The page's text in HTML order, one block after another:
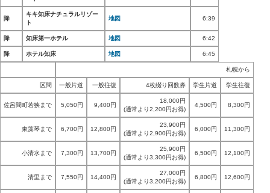
降
キキ知床ナチュラルリゾー
ト
地図 6:39
降 知床第一ホテル 地図 6:42
降 ホテル知床 地図 6:45
札幌から
区間 一般片道 一般往復 4枚綴り回数券 学生片道 学生往復
佐呂間町若狭まで 5,050円 9,400円
18,000円
(通常より2,200円お得)
4,500円 8,300円
東藻琴まで 6,700円 12,800円
23,900円
(通常より2,900円お得)
6,000円 11,300円
小清水まで 7,300円 13,700円
25,900円
(通常より3,300円お得)
6,500円 12,100円
清里まで 7,550円 14,400円
27,000円
(通常より3,200円お得)
6,800円 12,600円